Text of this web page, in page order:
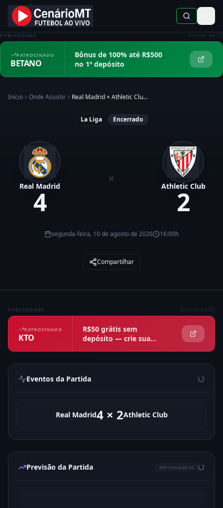
PUBLICIDADE Anunciar aqui
PATROCINADO
BETANO
Bônus de 100% até R$500
no 1º depósito
Início Onde Assistir Real Madrid × Athletic Clu...
La Liga Encerrado
Real Madrid
4
× Athletic Club
2
segunda-feira, 10 de agosto de 2026 16:00h
Compartilhar
PUBLICIDADE Anunciar aqui
PATROCINADO
KTO
R$50 grátis sem
depósito — crie sua
Eventos da Partida
Real Madrid4× 2Athletic Club
Previsão da Partida API-Football IA